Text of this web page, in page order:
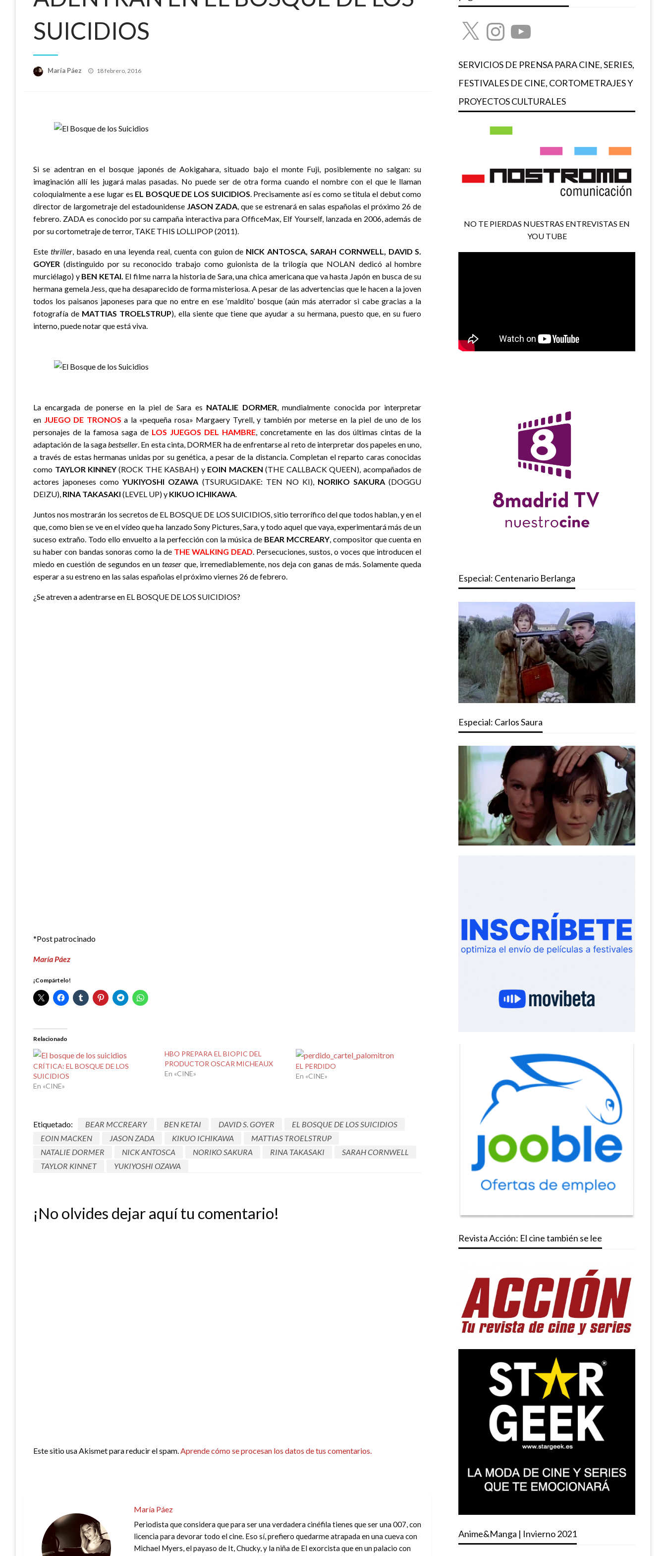
SUICIDIOS
María Páez
Publicado
18 febrero, 2016
Si se adentran en el bosque japonés de Aokigahara, situado bajo el monte Fuji, posiblemente no salgan: su
imaginación allí les jugará malas pasadas. No puede ser de otra forma cuando el nombre con el que le llaman
coloquialmente a ese lugar es EL BOSQUE DE LOS SUICIDIOS. Precisamente así es como se titula el debut como
director de largometraje del estadounidense JASON ZADA, que se estrenará en salas españolas el próximo 26 de
febrero. ZADA es conocido por su campaña interactiva para OfficeMax, Elf Yourself, lanzada en 2006, además de
por su cortometraje de terror, TAKE THIS LOLLIPOP (2011).
Este thriller, basado en una leyenda real, cuenta con guion de NICK ANTOSCA, SARAH CORNWELL, DAVID S.
GOYER (distinguido por su reconocido trabajo como guionista de la trilogía que NOLAN dedicó al hombre
murciélago) y BEN KETAI. El filme narra la historia de Sara, una chica americana que va hasta Japón en busca de su
hermana gemela Jess, que ha desaparecido de forma misteriosa. A pesar de las advertencias que le hacen a la joven
todos los paisanos japoneses para que no entre en ese ‘maldito’ bosque (aún más aterrador si cabe gracias a la
fotografía de MATTIAS TROELSTRUP), ella siente que tiene que ayudar a su hermana, puesto que, en su fuero
interno, puede notar que está viva.
La encargada de ponerse en la piel de Sara es NATALIE DORMER, mundialmente conocida por interpretar
en JUEGO DE TRONOS a la «pequeña rosa» Margaery Tyrell, y también por meterse en la piel de uno de los
personajes de la famosa saga de LOS JUEGOS DEL HAMBRE, concretamente en las dos últimas cintas de la
adaptación de la sagabestseller. En esta cinta, DORMER ha de enfrentarse al reto de interpretar dos papeles en uno,
a través de estas hermanas unidas por su genética, a pesar de la distancia. Completan el reparto caras conocidas
como TAYLOR KINNEY (ROCK THE KASBAH) y EOIN MACKEN (THE CALLBACK QUEEN), acompañados de
actores japoneses comoYUKIYOSHI OZAWA (TSURUGIDAKE: TEN NO KI), NORIKO SAKURA (DOGGU
DEIZU), RINA TAKASAKI (LEVEL UP) y KIKUO ICHIKAWA.
Juntos nos mostrarán los secretos de EL BOSQUE DE LOS SUICIDIOS, sitio terrorífico del que todos hablan, y en el
que, como bien se ve en el vídeo que ha lanzado Sony Pictures, Sara, y todo aquel que vaya, experimentará más de un
suceso extraño. Todo ello envuelto a la perfección con la música de BEAR MCCREARY, compositor que cuenta en
su haber con bandas sonoras como la de THE WALKING DEAD. Persecuciones, sustos, o voces que introducen el
miedo en cuestión de segundos en unteaser que, irremediablemente, nos deja con ganas de más. Solamente queda
esperar a su estreno en las salas españolas el próximo viernes 26 de febrero.
¿Se atreven a adentrarse en EL BOSQUE DE LOS SUICIDIOS?
*Post patrocinado
María Páez
¡Compártelo!
Relacionado
CRÍTICA: EL BOSQUE DE LOS
SUICIDIOS
En «CINE»
HBO PREPARA EL BIOPIC DEL
PRODUCTOR OSCAR MICHEAUX
En «CINE»
EL PERDIDO
En «CINE»
Etiquetado: BEAR MCCREARY BEN KETAI DAVID S. GOYER
EL BOSQUE DE LOS SUICIDIOS
EOIN MACKEN
JASON ZADA KIKUO ICHIKAWA
MATTIAS TROELSTRUP
NATALIE DORMER
NICK ANTOSCA NORIKO SAKURA RINA TAKASAKI
SARAH CORNWELL
TAYLOR KINNET
YUKIYOSHI OZAWA
¡No olvides dejar aquí tu comentario!
Este sitio usa Akismet para reducir el spam. Aprende cómo se procesan los datos de tus comentarios.
María Páez
Periodista que considera que para ser una verdadera cinéfila tienes que ser una 007, con
licencia para devorar todo el cine. Eso sí, prefiero quedarme atrapada en una cueva con
Michael Myers, el payaso de It, Chucky, y la niña de El exorcista que en un palacio con
X InstagramYouTube
SERVICIOS DE PRENSA PARA CINE, SERIES,
FESTIVALES DE CINE, CORTOMETRAJES Y
PROYECTOS CULTURALES
NO TE PIERDAS NUESTRAS ENTREVISTAS EN
YOU TUBE
Especial: Centenario Berlanga
Especial: Carlos Saura
Revista Acción: El cine también se lee
Anime&Manga | Invierno 2021